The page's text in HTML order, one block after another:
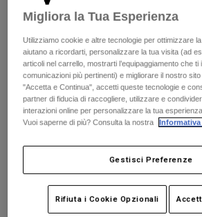
Guanti
Protezioni
Maschere
Accessori
Parti di ricambio
Protezioni
Maschere
Calze
Borse e accessori
Parti di ricambio
Donna
T-shirt
Felpe
Giacche
Pantaloni & Pantaloncini
Camicie
Vedi tutto
Bambini
Moto
Caschi
Pantaloni
Maschere
Recensioni
Calze 360 Core
Prodotto n.31336
Price reduced from
€ 29.99to€ 19.49
Migliora la Tua Esperienza
Utilizziamo cookie e altre tecnologie per ottimizzare
aiutano a ricordarti, personalizzare la tua visita (ad
articoli nel carrello, mostrarti l’equipaggiamento che
comunicazioni più pertinenti) e migliorare il nostro
"Accetta e Continua", accetti queste tecnologie e
partner di fiducia di raccogliere, utilizzare e
interazioni online per personalizzare la tua
Vuoi saperne di più? Consulta la nostra
Informativa
Gestisci Preferenze
Rifiuta i Cookie Opzionali